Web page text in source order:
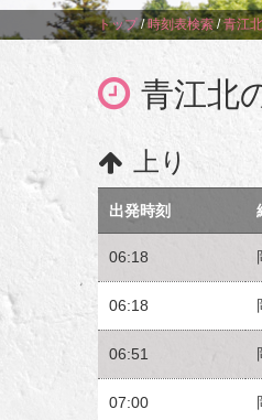
トップ/時刻表検索/青江北
青江北
上り
出発時刻
06:18
06:18
06:51
07:00